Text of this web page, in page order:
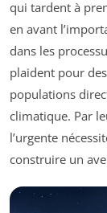
qui tardent à
en avant
dans les
plaident pour
populations
climatique. Par
l’urgente
construire un